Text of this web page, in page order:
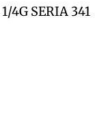
4G SERIA 341